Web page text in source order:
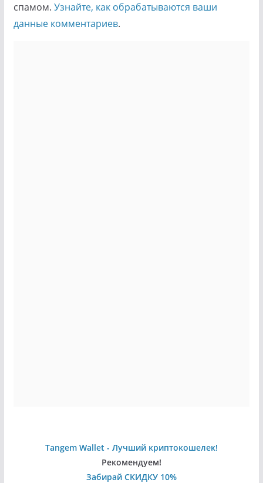
спамом. Узнайте, как обрабатываются ваши
данные комментариев.
Tangem Wallet - Лучший криптокошелек!
Рекомендуем!
Забирай СКИДКУ 10%